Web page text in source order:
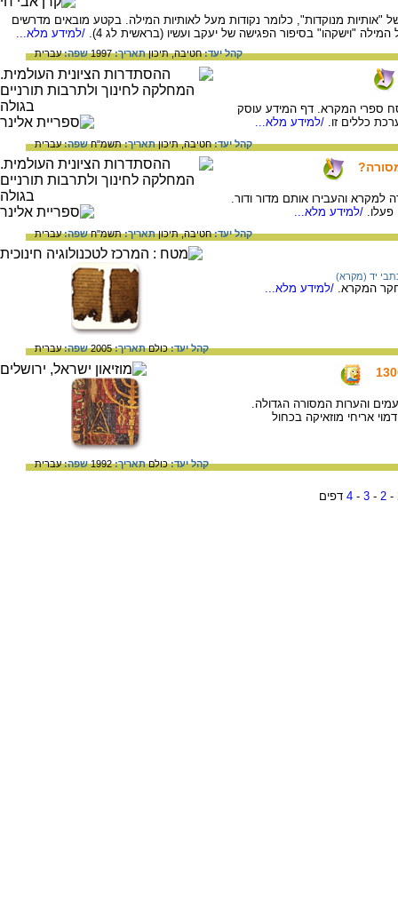
מנוקדות", כלומר נקודות מעל לאותיות המילה. בקטע מובאים מדרשים
"וישקהו" בסיפור הפגישה של יעקב ועשיו (בראשית לג 4).
/למידע מלא...
קהל יעד:חטיבה,תיכוןתאריך:1997 שפה:עברית
ספרי המקרא. דף המידע עוסק
כללים זו. /למידע מלא...
קהל יעד:חטיבה,תיכוןתאריך:תשמ"חשפה:עברית
והעבירו אותם מדור ודור.
/למידע מלא...
קהל יעד:חטיבה,תיכוןתאריך:תשמ"חשפה:עברית
יד (מקרא)
המקרא. /למידע מלא...
קהל יעד:כולםתאריך:2005 שפה:עברית
והערות המסורה הגדולה.
אריחי מוזאיקה בכחול
קהל יעד:כולםתאריך:1992 שפה:עברית
-
2
-
3
-
4 דפים